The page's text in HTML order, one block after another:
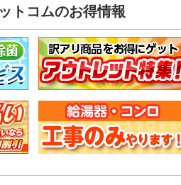
トコムのお得情報